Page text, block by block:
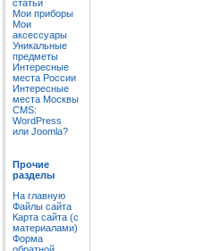
статьи
Мои приборы
Мои
аксессуары
Уникальные
предметы
Интересные
места России
Интересные
места Москвы
CMS:
WordPress
или Joomla?
Прочие
разделы
На главную
Файлы сайта
Карта сайта (с
материалами)
Форма